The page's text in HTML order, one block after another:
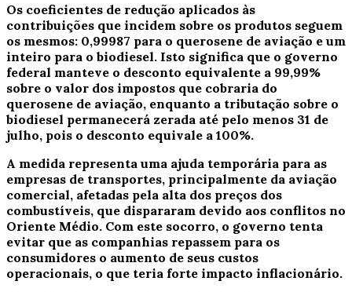
Os coeficientes de redução aplicados às
contribuições que incidem sobre os produtos seguem
os mesmos: 0,99987 para o querosene de aviação e um
inteiro para o biodiesel. Isto significa que o governo
federal manteve o desconto equivalente a 99,99%
sobre o valor dos impostos que cobraria do
querosene de aviação, enquanto a tributação sobre o
biodiesel permanecerá zerada até pelo menos 31 de
julho, pois o desconto equivale a 100%.
A medida representa uma ajuda temporária para as
empresas de transportes, principalmente da aviação
comercial, afetadas pela alta dos preços dos
combustíveis, que dispararam devido aos conflitos no
Oriente Médio. Com este socorro, o governo tenta
evitar que as companhias repassem para os
consumidores o aumento de seus custos
operacionais, o que teria forte impacto inflacionário.